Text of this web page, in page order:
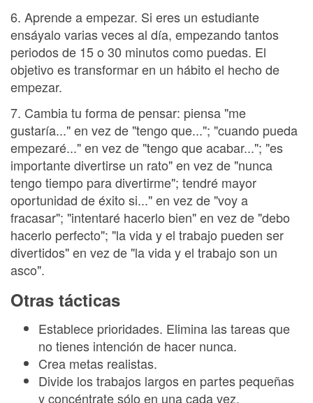
6. Aprende a empezar. Si eres un estudiante
ensáyalo varias veces al día, empezando tantos
periodos de 15 o 30 minutos como puedas. El
objetivo es transformar en un hábito el hecho de
empezar.
7. Cambia tu forma de pensar: piensa "me
gustaría..." en vez de "tengo que..."; "cuando pueda
empezaré..." en vez de "tengo que acabar..."; "es
importante divertirse un rato" en vez de "nunca
tengo tiempo para divertirme"; tendré mayor
oportunidad de éxito si..." en vez de "voy a
fracasar"; "intentaré hacerlo bien" en vez de "debo
hacerlo perfecto"; "la vida y el trabajo pueden ser
divertidos" en vez de "la vida y el trabajo son un
asco".
Otras tácticas
Establece prioridades. Elimina las tareas que
no tienes intención de hacer nunca.
Crea metas realistas.
Divide los trabajos largos en partes pequeñas
y concéntrate sólo en una cada vez.